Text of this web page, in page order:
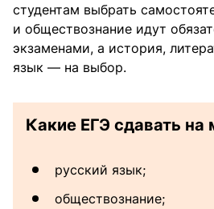
студентам выбрать
и обществознание идут
экзаменами, а история,
язык — на выбор.
Какие ЕГЭ сдавать на
русский язык;
обществознание;